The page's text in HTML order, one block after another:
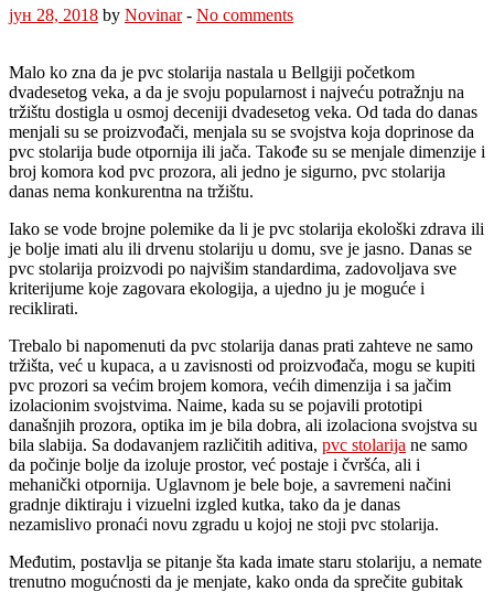
јун 28, 2018 by Novinar- No comments
Malo ko zna da je pvc stolarija nastala u Bellgiji početkom
dvadesetog veka, a da je svoju popularnost i najveću potražnju na
tržištu dostigla u osmoj deceniji dvadesetog veka. Od tada do danas
menjali su se proizvođači, menjala su se svojstva koja doprinose da
pvc stolarija bude otpornija ili jača. Takođe su se menjale dimenzije i
broj komora kod pvc prozora, ali jedno je sigurno, pvc stolarija
danas nema konkurentna na tržištu.
Iako se vode brojne polemike da li je pvc stolarija ekološki zdrava ili
je bolje imati alu ili drvenu stolariju u domu, sve je jasno. Danas se
pvc stolarija proizvodi po najvišim standardima, zadovoljava sve
kriterijume koje zagovara ekologija, a ujedno ju je moguće i
reciklirati.
Trebalo bi napomenuti da pvc stolarija danas prati zahteve ne samo
tržišta, već u kupaca, a u zavisnosti od proizvođača, mogu se kupiti
pvc prozori sa većim brojem komora, većih dimenzija i sa jačim
izolacionim svojstvima. Naime, kada su se pojavili prototipi
današnjih prozora, optika im je bila dobra, ali izolaciona svojstva su
bila slabija. Sa dodavanjem različitih aditiva, pvc stolarija ne samo
da počinje bolje da izoluje prostor, već postaje i čvršća, ali i
mehanički otpornija. Uglavnom je bele boje, a savremeni načini
gradnje diktiraju i vizuelni izgled kutka, tako da je danas
nezamislivo pronaći novu zgradu u kojoj ne stoji pvc stolarija.
Međutim, postavlja se pitanje šta kada imate staru stolariju, a nemate
trenutno mogućnosti da je menjate, kako onda da sprečite gubitak